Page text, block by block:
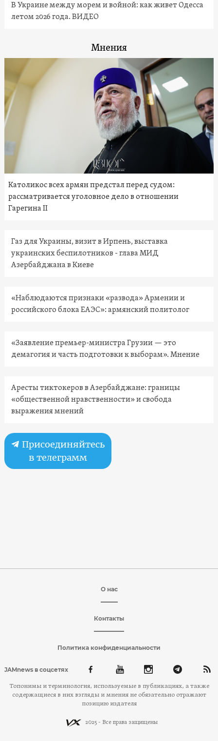
В Украине между морем и войной: как живет Одесса
летом 2026 года. ВИДЕО
Мнения
Католикос всех армян предстал перед судом:
рассматривается уголовное дело в отношении
Гарегина II
Газ для Украины, визит в Ирпень, выставка
украинских беспилотников - глава МИД
Азербайджана в Киеве
«Наблюдаются признаки «развода» Армении и
российского блока ЕАЭС»: армянский политолог
«Заявление премьер-министра Грузии — это
демагогия и часть подготовки к выборам». Мнение
Аресты тиктокеров в Азербайджане: границы
«общественной нравственности» и свобода
выражения мнений
Присоединяйтесь
в телеграмм
О нас
Контакты
Политика конфиденциальности
JAMnews в соцсетях
Топонимы и терминология, используемые в публикациях, а также
содержащиеся в них взгляды и мнения не обязательно отражают
позицию издателя
2025 - Все права защищены